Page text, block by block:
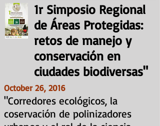
1r Simposio Regional
de Áreas Protegidas:
retos de manejo y
conservación en
ciudades biodiversas"
October 26, 2016
"Corredores ecológicos, la
coservación de polinizadores